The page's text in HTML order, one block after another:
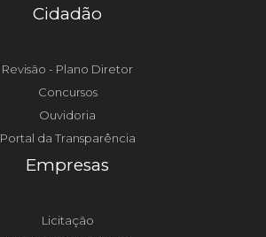
Cidadão
Revisão - Plano Diretor
Concursos
Ouvidoria
Portal da Transparência
Empresas
Licitação